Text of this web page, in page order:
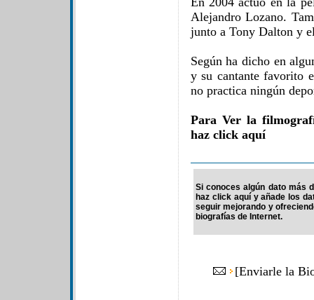
Alejandro Lozano.
junto a Tony Dalton y
Según ha dicho en
y su cantante favorito
no practica ningún
Para Ver la
haz click aquí
Si conoces algún dato más
haz click aquí y añade los
seguir mejorando y
biografías de Internet.
[Enviarle la